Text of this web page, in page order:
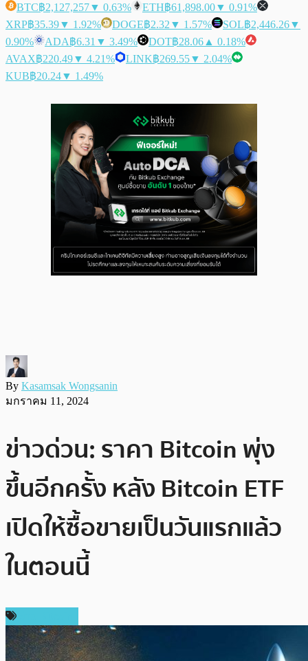
BTC฿2,127,257▼ 0.63% ETH฿61,898.00▼ 0.91%
XRP฿35.39▼ 1.92% DOGE฿2.32 ▼ 1.57% SOL฿2,446.26▼
0.90%
ADA฿6.31 ▼ 3.49% DOT฿28.06 ▲ 0.18%
AVAX฿220.49▼ 4.21% LINK฿269.55▼ 2.04%
KUB฿20.24▼ 1.49%
By Kasamsak Wongsanin
มกราคม 11, 2024
ข่าวด่วน: ราคา Bitcoin พุ่ง
ขึ้นอีกครั้ง หลัง Bitcoin ETF
เปิดให้ซื้อขายเป็นวันแรกแล้ว
ในตอนนี้